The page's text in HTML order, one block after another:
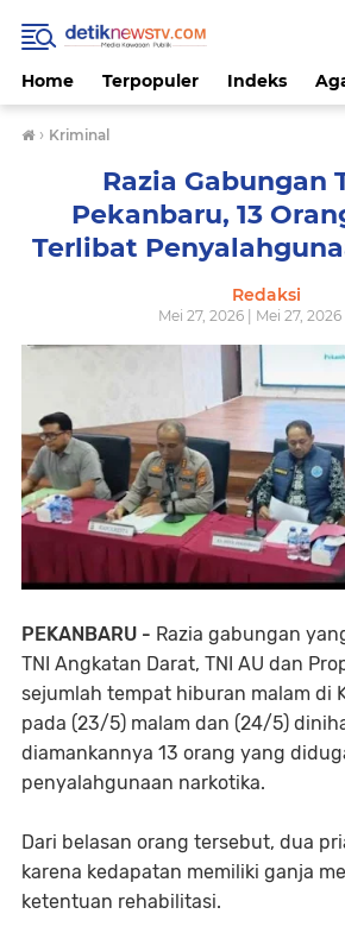
Home Terpopuler Indeks
› Kriminal
Razia Gabungan
Pekanbaru, 13
Terlibat
Redaksi
Mei 27, 2026 | Mei 27,
PEKANBARU - Razia gabungan
TNI Angkatan Darat, TNI AU dan
sejumlah tempat hiburan malam di
pada (23/5) malam dan (24/5)
diamankannya 13 orang yang
penyalahgunaan narkotika.
Dari belasan orang tersebut, dua
karena kedapatan memiliki ganja
ketentuan rehabilitasi.